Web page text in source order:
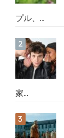
プル、...
家...